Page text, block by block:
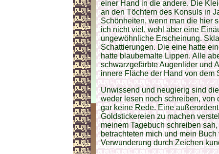
einer Hand in die andere. Die
an den Töchtern des Konsuls in
Schönheiten, wenn man die hier
ich nicht viel, wohl aber eine
ungewöhnliche Erscheinung.
Schattierungen. Die eine hatte
hatte blaubemalte Lippen. Alle
schwarzgefärbte Augenlider und
innere Fläche der Hand von dem
Unwissend und neugierig sind
weder lesen noch schreiben, von
gar keine Rede. Eine
Goldstickereien zu machen
meinem Tagebuch schreiben
betrachteten mich und mein
Verwunderung durch Zeichen